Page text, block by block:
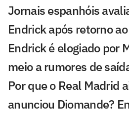
Jornais espanhóis
Endrick após retorno
Endrick é elogiado por
meio a rumores de
Por que o Real Madrid
anunciou Diomande?